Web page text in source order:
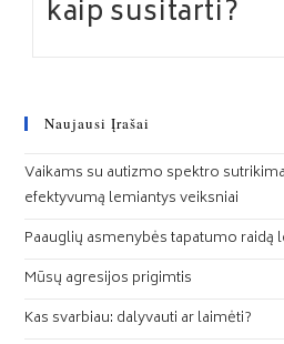
kaip susitarti?
Naujausi Įrašai
Vaikams su autizmo spektro
efektyvumą lemiantys veiksniai
Paauglių asmenybės tapatumo raidą
Mūsų agresijos prigimtis
Kas svarbiau: dalyvauti ar laimėti?